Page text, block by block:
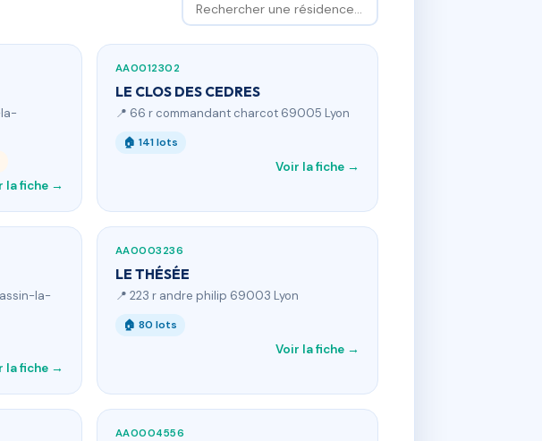
la fiche →
AA0012302
LE CLOS DES CEDRES
📍 66 r commandant charcot 69005 Lyon
🏠 141 lots
Voir la fiche →
la-
la fiche →
AA0003236
LE THÉSÉE
📍 223 r andre philip 69003 Lyon
🏠 80 lots
Voir la fiche →
AA0004556